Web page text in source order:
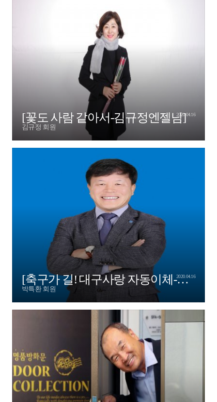
[꽃도 사람 같아서-김규정엔젤님]
김규정 회원
2020.04.16
[축구가 길! 대구사랑 자동이체-박특환엔젤]
박특환 회원
2020.04.16